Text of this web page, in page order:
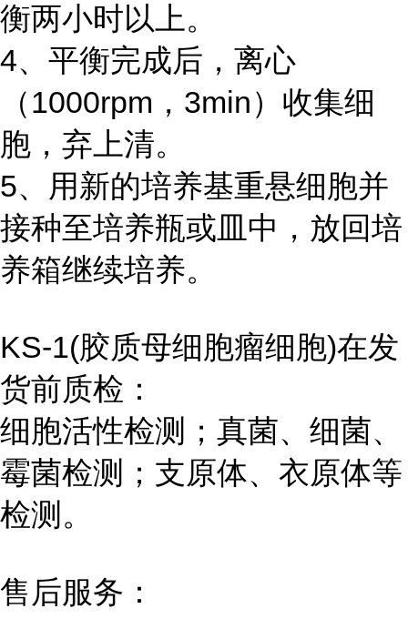
衡两小时以上。
4、平衡完成后，离心
（1000rpm，3min）收集细
胞，弃上清。
5、用新的培养基重悬细胞并
接种至培养瓶或皿中，放回培
养箱继续培养。
KS-1(胶质母细胞瘤细胞)在发
货前质检：
细胞活性检测；真菌、细菌、
霉菌检测；支原体、衣原体等
检测。
售后服务：